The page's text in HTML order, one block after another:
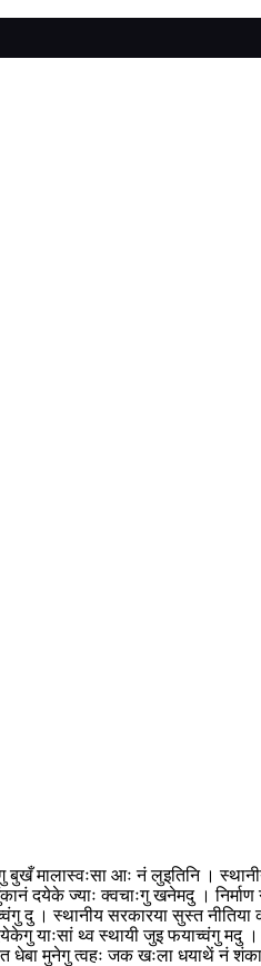
बुखँ मालास्वःसा आः नं लुइतिनि ।
दयेके ज्याः क्वचाःगु खनेमदु । निर्माण
दु । स्थानीय सरकारया सुस्त
याःसां थ्व स्थायी जुइ फयाच्वंगु मदु
मुनेगु त्वहः जक खःला धयाथें नं शंका